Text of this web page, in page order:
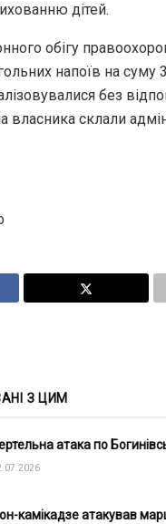
дітей.
обігу
напоїв на суму
без
власника склали
З ЦИМ
атака по
камікадзе атакував